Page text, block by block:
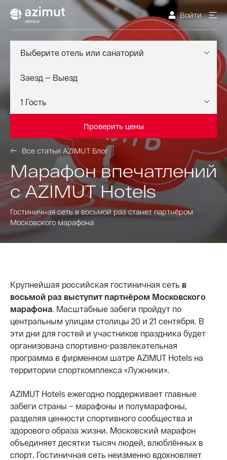
Войти
Выберите отель или санаторий
Проверить цены
Все статьи AZIMUT Блог
Марафон впечатлений
с AZIMUT Hotels
Гостиничная сеть в восьмой раз станет партнёром
Московского марафона
Крупнейшая российская гостиничная сеть в
восьмой раз выступит партнёром Московского
марафона. Масштабные забеги пройдут по
центральным улицам столицы 20 и 21 сентября. В
эти дни для гостей и участников праздника будет
организована спортивно-развлекательная
программа в фирменном шатре AZIMUT Hotels на
территории спорткомплекса «Лужники».
AZIMUT Hotels ежегодно поддерживает главные
забеги страны – марафоны и полумарафоны,
разделяя ценности спортивного сообщества и
здорового образа жизни. Московский марафон
объединяет десятки тысяч людей, влюблённых в
спорт. Гостиничная сеть неизменно вдохновляет